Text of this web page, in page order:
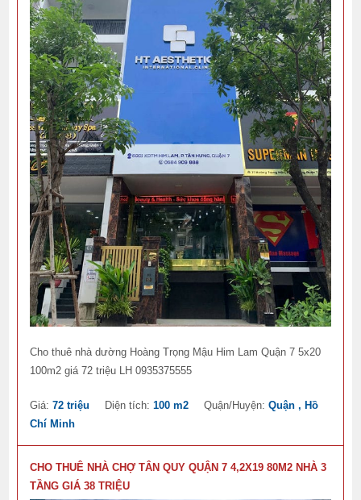
Cho thuê nhà dường Hoàng Trọng Mậu Him Lam Quận 7 5x20
100m2 giá 72 triệu LH 0935375555
Giá:72 triệu Diện tích:100 m2 Quận/Huyện:Quận , Hồ
Chí Minh
CHO THUÊ NHÀ CHỢ TÂN QUY QUẬN 7 4,2X19 80M2 NHÀ 3
TẦNG GIÁ 38 TRIỆU